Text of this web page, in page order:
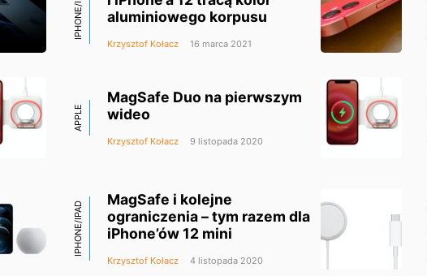
IPHONE/IPAD
aluminiowego korpusu
Krzysztof Kołacz 16 marca 2021
APPLE
MagSafe Duo na pierwszym
wideo
Krzysztof Kołacz 9 listopada 2020
IPHONE/IPAD
MagSafe i kolejne
ograniczenia – tym razem dla
iPhone’ów 12 mini
Krzysztof Kołacz 4 listopada 2020